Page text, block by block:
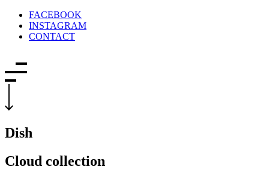
FACEBOOK
INSTAGRAM
CONTACT
Dish
Cloud collection